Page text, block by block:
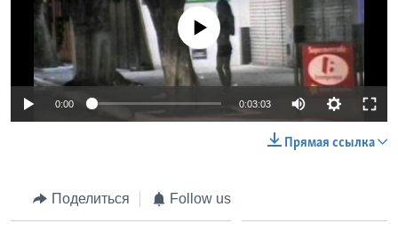
Языки
No media source currently available
0:00 0:03:03
Прямая ссылка
Поделиться Follow us